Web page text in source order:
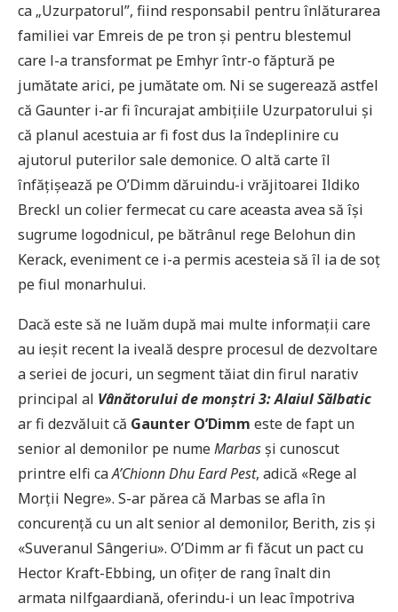
ca „Uzurpatorul”, fiind responsabil pentru înlăturarea
familiei var Emreis de pe tron și pentru blestemul
care l-a transformat pe Emhyr într-o făptură pe
jumătate arici, pe jumătate om. Ni se sugerează astfel
că Gaunter i-ar fi încurajat ambiţiile Uzurpatorului şi
că planul acestuia ar fi fost dus la îndeplinire cu
ajutorul puterilor sale demonice. O altă carte îl
înfățișează pe O’Dimm dăruindu-i vrăjitoarei Ildiko
Breckl un colier fermecat cu care aceasta avea să își
sugrume logodnicul, pe bătrânul rege Belohun din
Kerack, eveniment ce i-a permis acesteia să îl ia de soț
pe fiul monarhului.
Dacă este să ne luăm după mai multe informații care
au ieșit recent la iveală despre procesul de dezvoltare
a seriei de jocuri, un segment tăiat din firul narativ
principal al Vânătorului de monștri 3: Alaiul Sălbatic
ar fi dezvăluit că Gaunter O’Dimm este de fapt un
senior al demonilor pe numeMarbasși cunoscut
printre elfi caA’Chionn Dhu Eard Pest, adică «Rege al
Morții Negre». S-ar părea că Marbas se afla în
concurență cu un alt senior al demonilor, Berith, zis și
«Suveranul Sângeriu». O’Dimm ar fi făcut un pact cu
Hector Kraft-Ebbing, un ofițer de rang înalt din
armata nilfgaardiană, oferindu-i un leac împotriva